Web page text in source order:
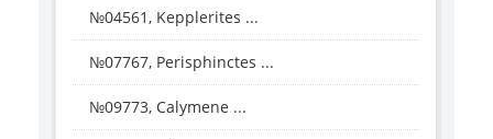
№04561, Kepplerites ...
№07767, Perisphinctes ...
№09773, Calymene ...